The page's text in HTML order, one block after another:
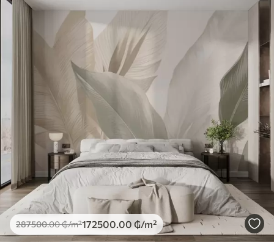
287500.00₲/m²172500 .00 ₲/m²